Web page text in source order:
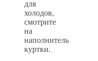
для
холодов,
смотрите
на
наполнитель
куртки.